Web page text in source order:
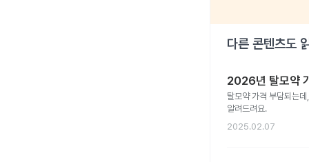
다른 콘텐츠도
2026년 탈모약
탈모약 가격 부담되는
알려드려요.
2025.02.07